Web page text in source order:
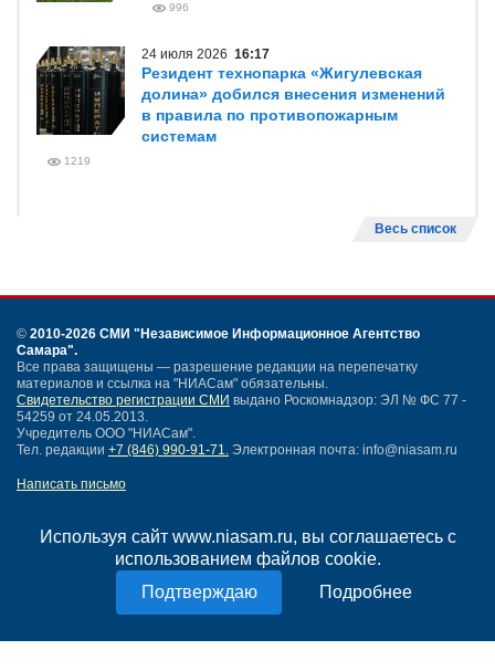
Используя сайт www.niasam.ru, вы соглашаетесь с
использованием файлов cookie.
Подробнее
996
24 июля 2026 16:17
Резидент технопарка «Жигулевская
долина» добился внесения изменений
в правила по противопожарным
системам
1219
Весь список
© 2010-2026 СМИ "Независимое Информационное Агентство
Самара".
Все права защищены — разрешение редакции на перепечатку
материалов и ссылка на "НИАСам" обязательны.
Свидетельство регистрации СМИ выдано Роскомнадзор: ЭЛ № ФС 77 -
54259 от 24.05.2013.
Учредитель ООО "НИАСам".
Тел. редакции +7 (846) 990-91-71. Электронная почта: info@niasam.ru
Написать письмо
Нашли ошибку?
Политика конфиденциальности
Согласие на обработку персональных данных